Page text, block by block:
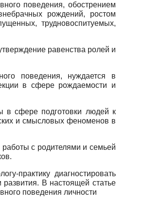
поведения, обострением
рожде­ний, ростом
трудновоспитуемых,
равенства ролей и
поведения, нуждается в
в сфере рождаемости и
в сфере подготовки людей к
и смысловых феноменов в
работы с родителями и семьей
практику диагностировать
В настоящей статье
поведения личности